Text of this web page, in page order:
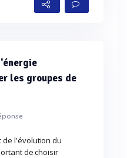
les groupes de
de l'évolution du
de choisir